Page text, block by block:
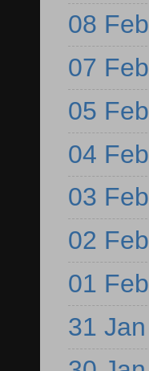
08 Feb
07 Feb
05 Feb
04 Feb
03 Feb
02 Feb
01 Feb
31 Jan